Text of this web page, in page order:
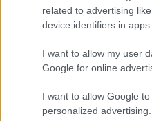
related to advertising
device identifiers in apps.
I want to allow my user
Google for online
I want to allow Google
personalized advertising.
töltenie kell az akkumulátorát.”
Az osztrák szakember
legnagyobb pozitív
Ecclestone-nal együtt nagyra
vezető Kimi Antonelli
méltatta: „Ahogy Max kétszer
szűk pályán, az a 2026-os